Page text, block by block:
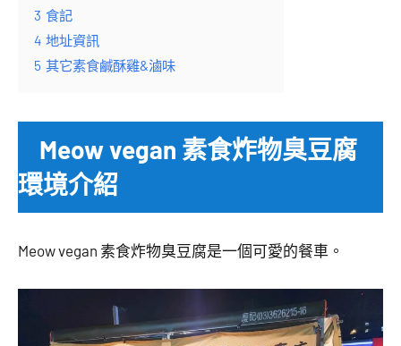
3 食記
4 地址資訊
5 其它素食鹹酥雞&滷味
Meow vegan 素食炸物臭豆腐
環境介紹
Meow vegan 素食炸物臭豆腐是一個可愛的餐車。